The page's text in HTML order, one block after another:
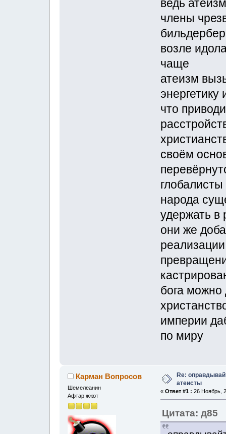
ведь
члены
возле
чаще
атеизм
энергетику
что
своём
народа
удержать в
они же
бога можно
империи
по миру
Карман Вопросов
Шемелеанин
Афтар жжот
Re:
атеисты
« Ответ #1 : 26 Ноябрь,
Цитата: д85